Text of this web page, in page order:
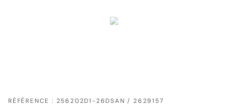
RÉFÉRENCE : 256202D1-26DSAN / 2629157